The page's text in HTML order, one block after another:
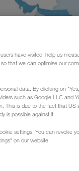
la Syrie,
have visited, help us
that we can optimise our
data. By clicking on
such as Google LLC and
This is due to the fact that US
is possible against it.
settings. You can revoke
on our website.